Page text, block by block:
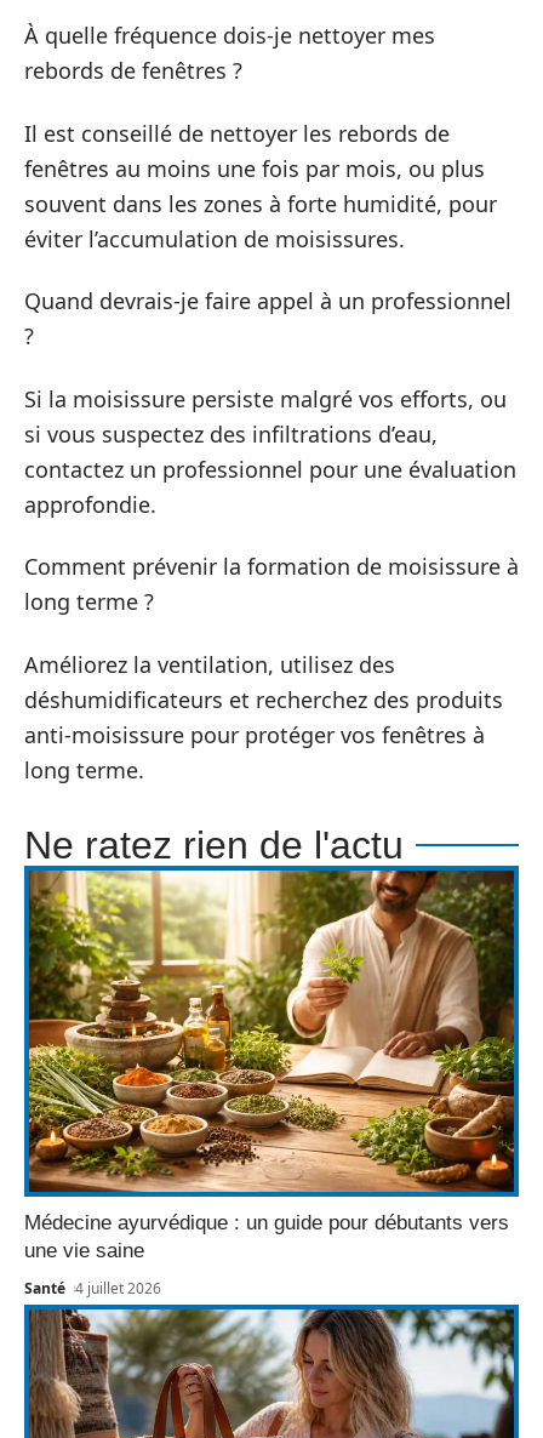
À quelle fréquence dois-je nettoyer mes
rebords de fenêtres ?
Il est conseillé de nettoyer les rebords de
fenêtres au moins une fois par mois, ou plus
souvent dans les zones à forte humidité, pour
éviter l’accumulation de moisissures.
Quand devrais-je faire appel à un professionnel
?
Si la moisissure persiste malgré vos efforts, ou
si vous suspectez des infiltrations d’eau,
contactez un professionnel pour une évaluation
approfondie.
Comment prévenir la formation de moisissure à
long terme ?
Améliorez la ventilation, utilisez des
déshumidificateurs et recherchez des produits
anti-moisissure pour protéger vos fenêtres à
long terme.
Ne ratez rien de l'actu
Médecine ayurvédique : un guide pour débutants vers
une vie saine
Santé 4 juillet 2026